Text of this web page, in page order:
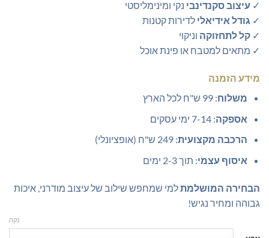
✓ עיצוב סקנדינבי נקי ומינימליסטי
✓ גודל אידיאלי לדירות קטנות
✓ קל לתחזוקה וניקוי
✓ מתאים למטבח או פינת אוכל
מידע הזמנה
משלוח: 99 ש"ח לכל הארץ
אספקה: 7-14 ימי עסקים
הרכבה מקצועית: 249 ש"ח (אופציונלי)
איסוף עצמי: תוך 2-3 ימים
הבחירה המושלמתלמי שמחפש שילוב של עיצוב מודרני, איכות
גבוהה ומחיר נגיש!
נקה